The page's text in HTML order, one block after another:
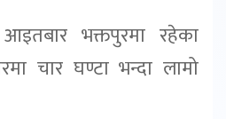
भक्तपुरमा रहेका
चार घण्टा भन्दा लामो